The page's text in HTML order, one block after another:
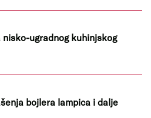
nisko-ugradnog kuhinjskog
bojlera lampica i dalje